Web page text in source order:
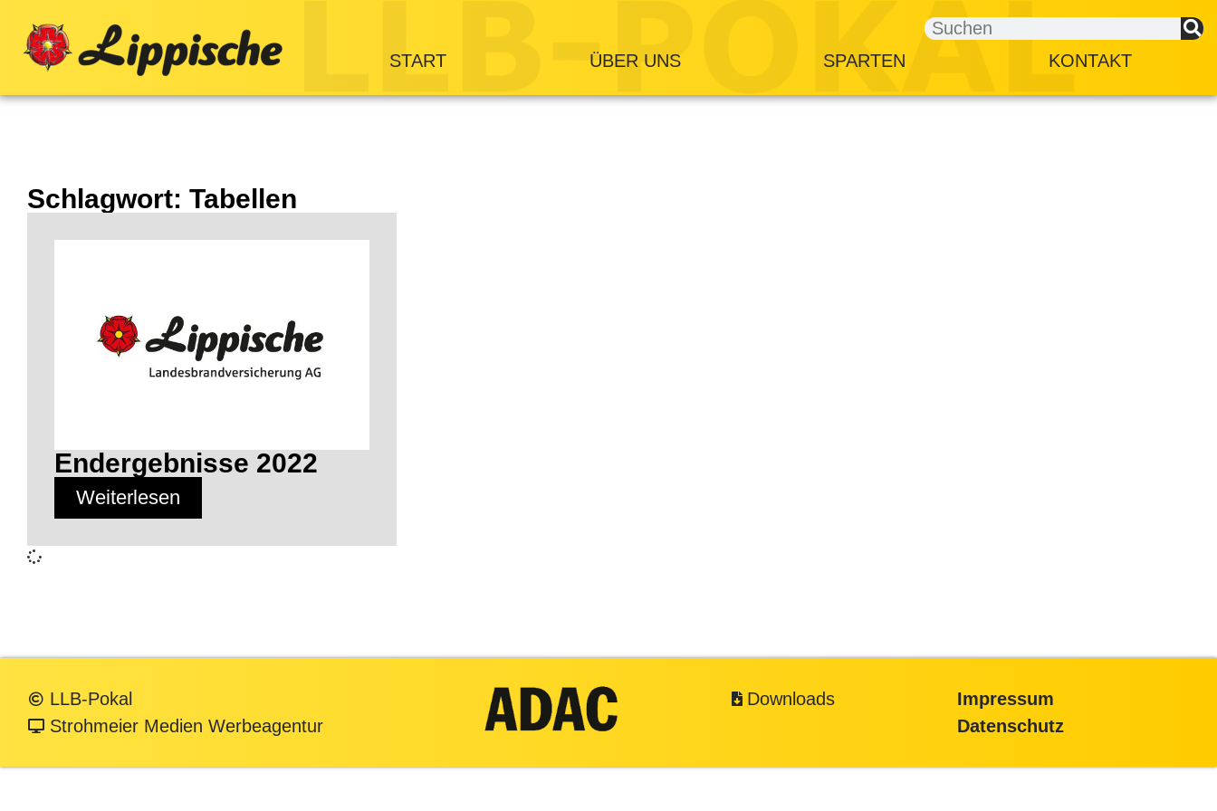
START ÜBER UNS SPARTEN KONTAKT
Schlagwort: Tabellen
Endergebnisse 2022
Weiterlesen
LLB-Pokal
Strohmeier Medien Werbeagentur
Downloads
Impressum
Datenschutz